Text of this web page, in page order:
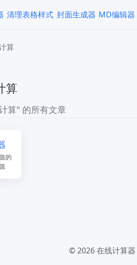
清理表格样式 封面生成器 MD编辑器
算
算
算" 的所有文章
的
© 2026在线计算器